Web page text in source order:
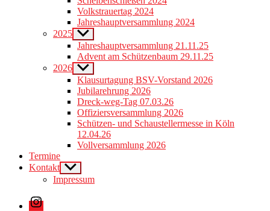
menu
Volkstrauertag 2024
Jahreshauptversammlung 2024
2025 Show
sub
menu
Jahreshauptversammlung 21.11.25
Advent am Schützenbaum 29.11.25
2026 Show
sub
menu
Klausurtagung BSV-Vorstand 2026
Jubilarehrung 2026
Dreck-weg-Tag 07.03.26
Offiziersversammlung 2026
Schützen- und Schaustellermesse in Köln
12.04.26
Vollversammlung 2026
Termine
Kontakt Show
sub
menu
Impressum
Instagram